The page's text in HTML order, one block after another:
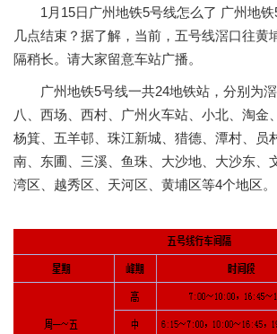
1月15日广州地铁5号线怎么了 广州地铁
几点结束？据了解，当前，五号线滘口往黄
隔稍长。请大家留意车站广播。 ​
广州地铁5号线一共24地铁站，分别为滘
八、西场、西村、广州火车站、小北、淘金
杨箕、五羊邨、珠江新城、猎德、潭村、员
南、东圃、三溪、鱼珠、大沙地、大沙东、
湾区、越秀区、天河区、黄埔区等4个地区。